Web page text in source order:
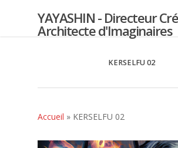
YAYASHIN - Directeur
Architecte d'Imaginaires
KERSELFU 02
Accueil » KERSELFU 02